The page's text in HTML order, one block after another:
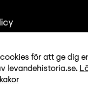
för att ge dig
levandehistoria.se.